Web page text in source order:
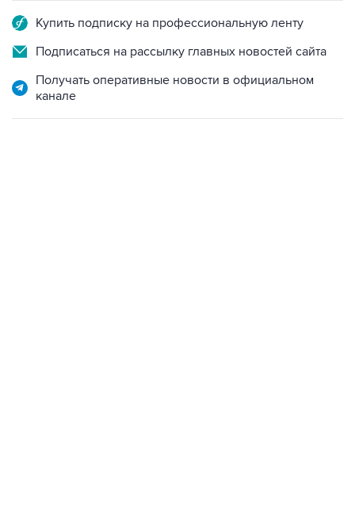
Купить подписку на профессиональную ленту
Подписаться на рассылку главных новостей сайта
Получать оперативные новости в официальном
канале